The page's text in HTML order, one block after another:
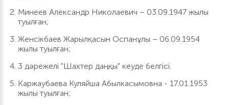
Минеев Александр Николаевич – 03.09.1947 жылы
туылған;
Женсікбаев Жарылқасын Оспанұлы – 06.09.1954
жылы туылған;
3 дәрежелі "Шахтер даңқы" кеуде белгісі.
Каржаубаева Куляйша Абылкасымовна - 17.01.1953
жылы туылған;